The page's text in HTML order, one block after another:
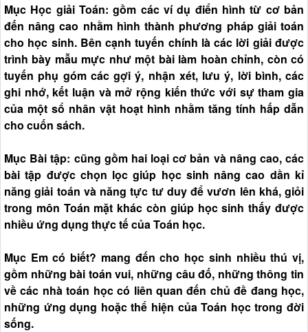
Mục Học giải Toán: gồm các ví dụ điển hình từ cơ bản
đến nâng cao nhằm hình thành phương pháp giải toán
cho học sinh. Bên cạnh tuyến chính là các lời giải được
trình bày mẫu mực như một bài làm hoàn chỉnh, còn có
tuyến phụ góm các gợi ý, nhận xét, lưu ý, lời bình, các
ghi nhớ, kết luận và mở rộng kiến thức với sự tham gia
của một sổ nhân vật hoạt hình nhằm tăng tính hấp dẫn
cho cuốn sách.
Mục Bài tập: cũng gồm hai loại cơ bản và nâng cao, các
bài tập được chọn lọc giúp học sinh nâng cao dần kỉ
năng giải toán và năng tực tư duy để vươn lên khá, giỏi
trong môn Toán mặt khác còn giúp học sinh thấy được
nhiều ứng dụng thực tế của Toán học.
Mục Em có biết? mang đến cho học sinh nhiều thú vị,
gồm những bài toán vui, những câu đố, những thông tin
về các nhà toán học có liên quan đến chủ đề đang học,
những ứng dụng hoặc thể hiện của Toán học trong đời
sống.